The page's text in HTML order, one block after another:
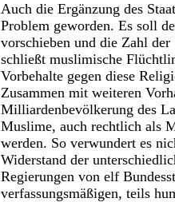
Auch die Ergänzung des
Problem geworden. Es soll
vorschieben und die Zahl
schließt muslimische
Vorbehalte gegen diese
Zusammen mit weiteren
Milliardenbevölkerung des
Muslime, auch rechtlich als
werden. So verwundert es
Widerstand der
Regierungen von elf
verfassungsmäßigen, teils